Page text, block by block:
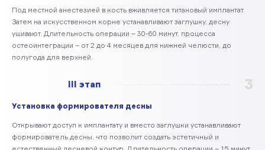
Под местной анестезией в кость вживляется титановый имплантат.
Затем на искусственном корне устанавливают заглушку, десну
ушивают. Длительность операции – 30-60 минут, процесса
остеоинтеграции – от 2 до 4 месяцев для нижней челюсти, до
полугода для верхней.
III этап 3
Установка формирователя десны
Открывают доступ к имплантату и вместо заглушки устанавливают
формирователь десны, что позволит создать эстетичный и